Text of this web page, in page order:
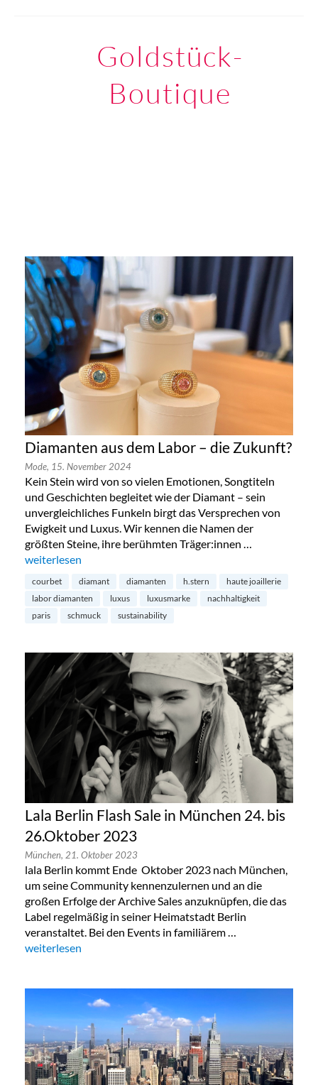
Goldstück-
Boutique
Diamanten aus dem Labor – die Zukunft?
Mode, 15. November 2024
Kein Stein wird von so vielen Emotionen, Songtiteln
und Geschichten begleitet wie der Diamant – sein
unvergleichliches Funkeln birgt das Versprechen von
Ewigkeit und Luxus. Wir kennen die Namen der
größten Steine, ihre berühmten Träger:innen …
„Diamanten aus dem Labor – die Zukunft?“
weiterlesen
courbet diamant diamanten h.stern
haute joaillerie
labor diamanten
luxus luxusmarke
nachhaltigkeit
paris
schmuck sustainability
Lala Berlin Flash Sale in München 24. bis
26.Oktober 2023
München, 21. Oktober 2023
lala Berlin kommt Ende Oktober 2023 nach München,
um seine Community kennenzulernen und an die
großen Erfolge der Archive Sales anzuknüpfen, die das
Label regelmäßig in seiner Heimatstadt Berlin
veranstaltet. Bei den Events in familiärem …
„Lala Berlin Flash Sale in München 24. bis 26.Oktober 2023“
weiterlesen